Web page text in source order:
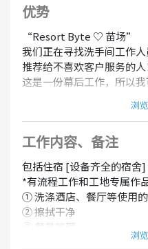
优势
“Resort Byte ♡ 苗场”
我们正在寻找洗手间工作人
推荐给不喜欢客户服务的人
这是一份幕后工作，所以我
每天可以提供三餐 ★
度假、观光、活动、温泉等
让我们享受工作和娱乐的乐
尽快申请 (^^ ♪
浏
工作内容、备注
包括住宿 [设备齐全的宿舍]
*有流程工作和工地专属作
① 洗涤酒店、餐厅等使用
② 擦拭干净
③ 餐具管理
浏